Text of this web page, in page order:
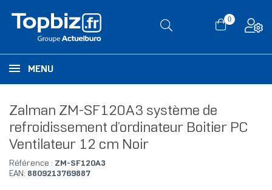
0
MENU
Zalman ZM-SF120A3 système de
refroidissement d’ordinateur Boitier PC
Ventilateur 12 cm Noir
Référence : ZM-SF120A3
EAN: 8809213769887